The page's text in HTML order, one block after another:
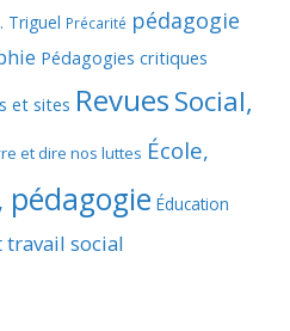
Triguel Précarité pédagogie
Pédagogies critiques
et sites RevuesSocial,
et dire nos luttes École,
pédagogie Éducation
travail social